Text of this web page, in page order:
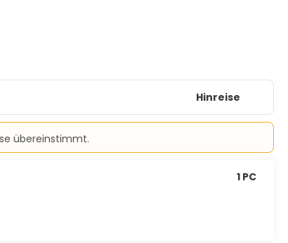
Hinreise
übereinstimmt.
1 PC